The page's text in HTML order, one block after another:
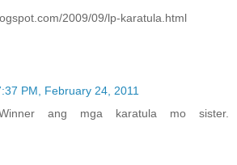
2009/09/lp-karatula.html
PM, February 24, 2011
Winner ang mga karatula mo sister.